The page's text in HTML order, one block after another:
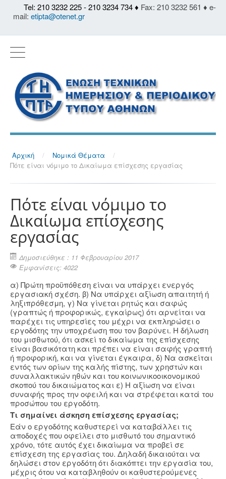
Tel: 210 3232 225 - 210 3234 734 ♦ Fax: 210 3232 561 ♦ e-
mail: etipta@otenet.gr
Αρχική / Νομικά Θέματα
/
Πότε είναι νόμιμο το Δικαίωμα επίσχεσης εργασίας
Πότε είναι νόμιμο το
Δικαίωμα επίσχεσης
εργασίας
Δημοσιεύθηκε : 11 Φεβρουαρίου 2017
Εμφανίσεις: 4022
α) Πρώτη προϋπόθεση είναι να υπάρχει ενεργός
εργασιακή σχέση. β) Να υπάρχει αξίωση απαιτητή ή
ληξιπρόθεσμη, γ) Να γίνεται ρητώς και σαφώς
(γραπτώς ή προφορικώς, εγκαίρως) ότι αρνείται να
παρέχει τις υπηρεσίες του μέχρι να εκπληρώσει ο
εργοδότης την υποχρέωση που τον βαρύνει. Η δήλωση
του μισθωτού, ότι ασκεί το δικαίωμα της επίσχεσης
είναι βασικότατη και πρέπει να είναι σαφής γραπτή
ή προφορική, και να γίνεται έγκαιρα, δ) Να ασκείται
εντός των ορίων της καλής πίστης, των χρηστών και
συναλλακτικών ηθών και του κοινωνικοοικονομικού
σκοπού του δικαιώματος και ε) Η αξίωση να είναι
συναφής προς την οφειλή και να στρέφεται κατά του
προσώπου του εργοδότη.
Τι σημαίνει άσκηση επίσχεσης εργασίας;
Εάν ο εργοδότης καθυστερεί να καταβάλλει τις
αποδοχές που οφείλει στο μισθωτό του σημαντικό
χρόνο, τότε αυτός έχει δικαίωμα να προβεί σε
επίσχεση της εργασίας του. Δηλαδή δικαιούται να
δηλώσει στον εργοδότη ότι διακόπτει την εργασία του,
μέχρις ότου να καταβληθούν οι καθυστερούμενες